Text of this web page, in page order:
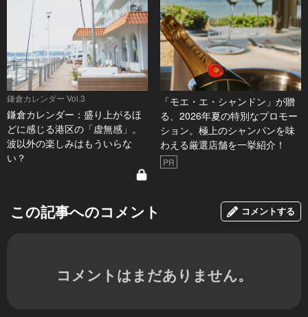
鎌倉カレンダー Vol.3
鎌倉カレンダー：盛り上がるほ
どに感じる港区の「虚無感」。
波以外の楽しみはもういらな
い？
「モエ・エ・シャンドン」が贈
る、2026年夏の特別なプロモー
ション。極上のシャンパンを味
わえる厳選店舗を一挙紹介！
PR
この記事へのコメント コメントする
コメントはまだありません。